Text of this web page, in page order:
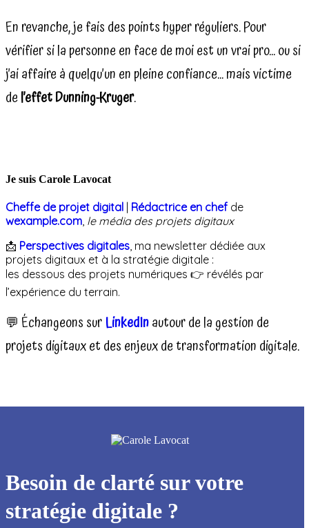
En revanche, je fais des points hyper réguliers. Pour
vérifier si la personne en face de moi est un vrai pro… ou si
j’ai affaire à quelqu’un en pleine confiance… mais victime
del’effet Dunning-Kruger.
Je suis Carole Lavocat
Cheffe de projet digital | Rédactrice en chef de
wexample.com le média des projets digitaux
📩 Perspectives digitales , ma newsletter dédiée aux
projets digitaux et à la stratégie digitale :
les dessous des projets numériques 👉 révélés par
l’expérience du terrain.
💬 Échangeons surLinkedInautour de la gestion de
projets digitaux et des enjeux de transformation digitale.
Besoin de clarté sur votre
stratégie digitale ?